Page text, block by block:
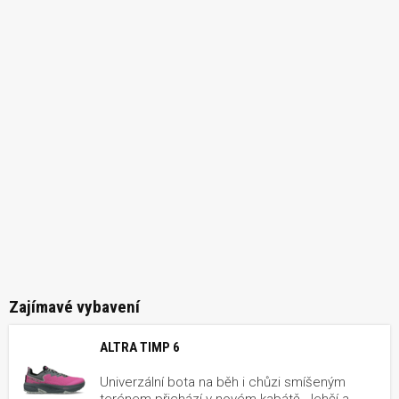
Zajímavé vybavení
ALTRA TIMP 6
Univerzální bota na běh i chůzi smíšeným